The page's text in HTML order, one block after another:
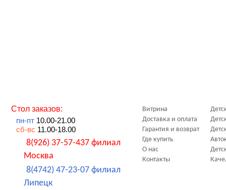
Стол заказов:
пн-пт 10.00-21.00
сб-вс 11.00-18.00
8(926) 37-57-437 филиал
Москва
8(4742) 47-23-07 филиал
Липецк
Витрина
Доставка и оплата
Гарантия и возврат
Где купить
О нас
Контакты